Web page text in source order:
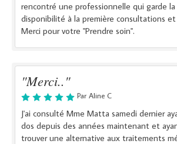
rencontré une professionnelle qui garde la
disponibilité à la première consultations et
Merci pour votre "Prendre soin".
"Merci.."
Par Aline C
J'ai consulté Mme Matta samedi dernier
dos depuis des années maintenant et
trouver une alternative aux traitements